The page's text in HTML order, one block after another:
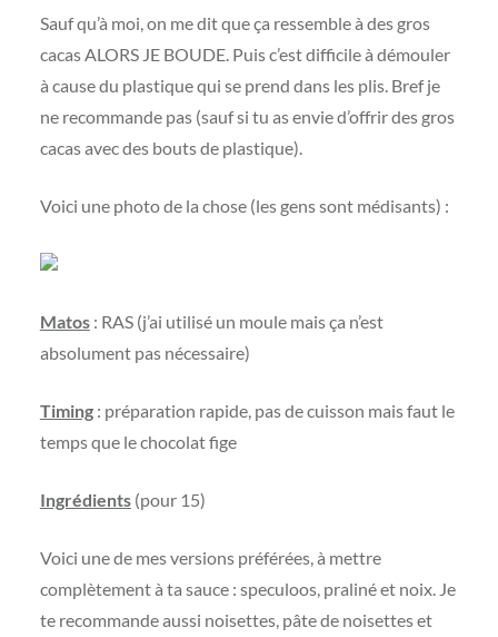
Sauf qu’à moi, on me dit que ça ressemble à des gros
cacas ALORS JE BOUDE. Puis c’est difficile à démouler
à cause du plastique qui se prend dans les plis. Bref je
ne recommande pas (sauf si tu as envie d’offrir des gros
cacas avec des bouts de plastique).
Voici une photo de la chose (les gens sont médisants) :
Matos: RAS (j’ai utilisé un moule mais ça n’est
absolument pas nécessaire)
Timing: préparation rapide, pas de cuisson mais faut le
temps que le chocolat fige
Ingrédients(pour 15)
Voici une de mes versions préférées, à mettre
complètement à ta sauce : speculoos, praliné et noix. Je
te recommande aussi noisettes, pâte de noisettes et